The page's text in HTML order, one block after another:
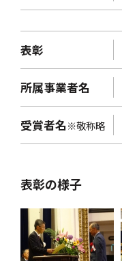
表彰
所属事業者名
受賞者名※敬称略
表彰の様子